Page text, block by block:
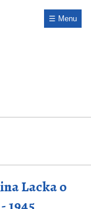
☰ Menu
Lacka o